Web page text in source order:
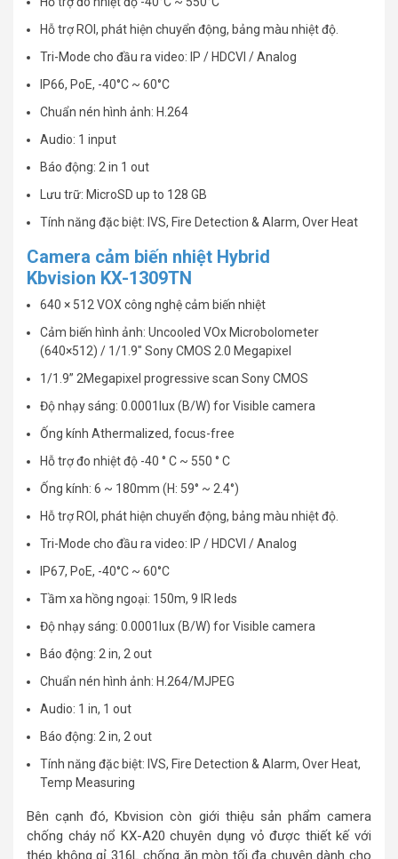
Hỗ trợ ROI, phát hiện chuyển động, bảng màu nhiệt độ.
Tri-Mode cho đầu ra video: IP / HDCVI / Analog
IP66, PoE, -40°C ~ 60°C
Chuẩn nén hình ảnh: H.264
Audio: 1 input
Báo động: 2 in 1 out
Lưu trữ: MicroSD up to 128 GB
Tính năng đặc biệt: IVS, Fire Detection & Alarm, Over Heat
Camera cảm biến nhiệt Hybrid
Kbvision KX-1309TN
640 × 512 VOX công nghệ cảm biến nhiệt
Cảm biến hình ảnh: Uncooled VOx Microbolometer
(640×512) / 1/1.9″ Sony CMOS 2.0 Megapixel
1/1.9” 2Megapixel progressive scan Sony CMOS
Độ nhạy sáng: 0.0001lux (B/W) for Visible camera
Ống kính Athermalized, focus-free
Hỗ trợ đo nhiệt độ -40 ° C ~ 550 ° C
Ống kính: 6 ~ 180mm (H: 59° ~ 2.4°)
Hỗ trợ ROI, phát hiện chuyển động, bảng màu nhiệt độ.
Tri-Mode cho đầu ra video: IP / HDCVI / Analog
IP67, PoE, -40°C ~ 60°C
Tầm xa hồng ngoại: 150m, 9 IR leds
Độ nhạy sáng: 0.0001lux (B/W) for Visible camera
Báo động: 2 in, 2 out
Chuẩn nén hình ảnh: H.264/MJPEG
Audio: 1 in, 1 out
Báo động: 2 in, 2 out
Tính năng đặc biệt: IVS, Fire Detection & Alarm, Over Heat,
Temp Measuring
Bên cạnh đó, Kbvision còn giới thiệu sản phẩm camera
chống cháy nổ KX-A20 chuyên dụng vỏ được thiết kế với
thép không gỉ 316L chống ăn mòn tối đa chuyên dành cho